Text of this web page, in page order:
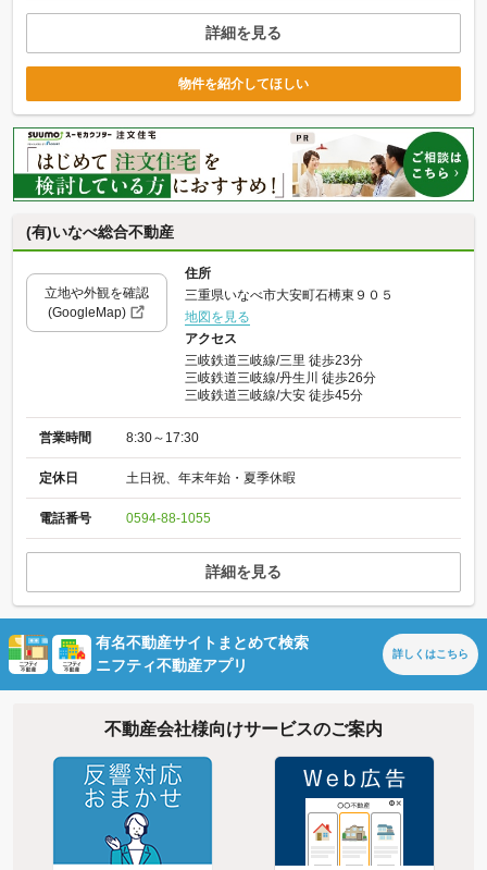
詳細を見る
物件を紹介してほしい
(有)いなべ総合不動産
立地や外観を確認
(GoogleMap)
住所
三重県いなべ市大安町石榑東９０５
地図を見る
アクセス
三岐鉄道三岐線/三里 徒歩23分
三岐鉄道三岐線/丹生川 徒歩26分
三岐鉄道三岐線/大安 徒歩45分
営業時間 8:30～17:30
定休日 土日祝、年末年始・夏季休暇
電話番号 0594-88-1055
詳細を見る
有名不動産サイトまとめて検索
ニフティ不動産アプリ
詳しくはこちら
不動産会社様向けサービスのご案内